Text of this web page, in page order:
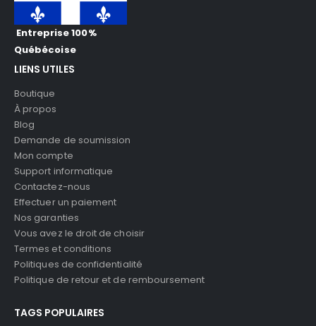
Entreprise 100%
Québécoise
LIENS UTILES
Boutique
À propos
Blog
Demande de soumission
Mon compte
Support informatique
Contactez-nous
Effectuer un paiement
Nos garanties
Vous avez le droit de choisir
Termes et conditions
Politiques de confidentialité
Politique de retour et de remboursement
TAGS POPULAIRES